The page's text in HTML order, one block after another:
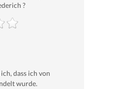
?
dass ich von
wurde.